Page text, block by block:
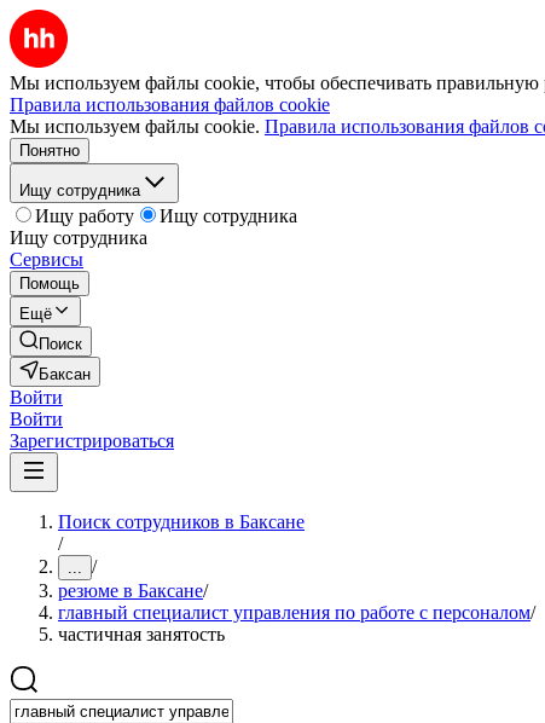
Мы используем файлы cookie, чтобы обеспечивать правильную
Правила использования файлов cookie
Мы используем файлы cookie. Правила использования файлов
Понятно
Ищу сотрудника
Ищу работу
Ищу сотрудника
Ищу сотрудника
Сервисы
Помощь
Ещё
Поиск
Баксан
Войти
Войти
Зарегистрироваться
Поиск сотрудников в Баксане
/
... /
резюме в Баксане/
главный специалист управления по работе с персоналом/
частичная занятость